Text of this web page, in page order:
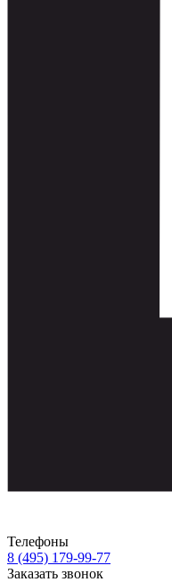
Телефоны
8 (495) 179-99-77
Заказать звонок